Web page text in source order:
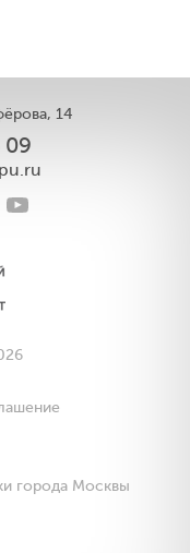
14
09
города Москвы